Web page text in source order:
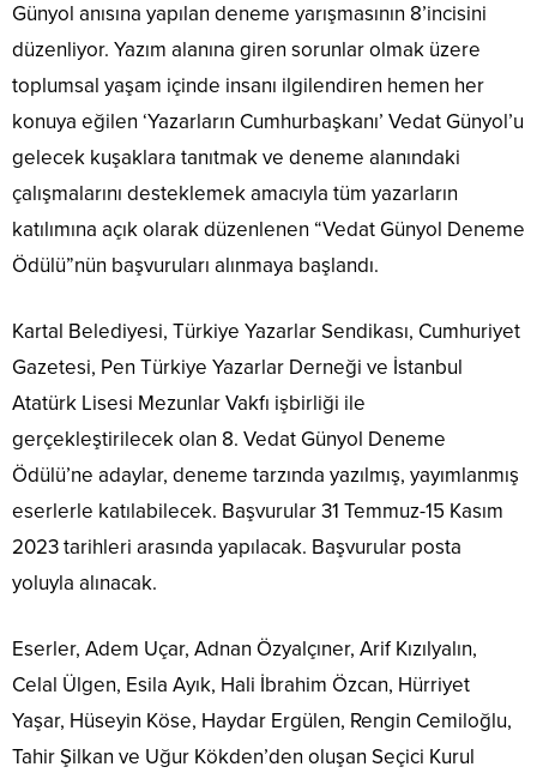
Günyol anısına yapılan deneme yarışmasının 8’incisini
düzenliyor. Yazım alanına giren sorunlar olmak üzere
toplumsal yaşam içinde insanı ilgilendiren hemen her
konuya eğilen ‘Yazarların Cumhurbaşkanı’ Vedat Günyol’u
gelecek kuşaklara tanıtmak ve deneme alanındaki
çalışmalarını desteklemek amacıyla tüm yazarların
katılımına açık olarak düzenlenen “Vedat Günyol Deneme
Ödülü”nün başvuruları alınmaya başlandı.
Kartal Belediyesi, Türkiye Yazarlar Sendikası, Cumhuriyet
Gazetesi, Pen Türkiye Yazarlar Derneği ve İstanbul
Atatürk Lisesi Mezunlar Vakfı işbirliği ile
gerçekleştirilecek olan 8. Vedat Günyol Deneme
Ödülü’ne adaylar, deneme tarzında yazılmış, yayımlanmış
eserlerle katılabilecek. Başvurular 31 Temmuz-15 Kasım
2023 tarihleri arasında yapılacak. Başvurular posta
yoluyla alınacak.
Eserler, Adem Uçar, Adnan Özyalçıner, Arif Kızılyalın,
Celal Ülgen, Esila Ayık, Hali İbrahim Özcan, Hürriyet
Yaşar, Hüseyin Köse, Haydar Ergülen, Rengin Cemiloğlu,
Tahir Şilkan ve Uğur Kökden’den oluşan Seçici Kurul